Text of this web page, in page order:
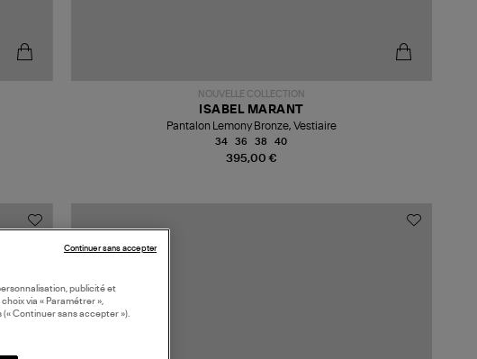
NOUVELLE COLLECTION
395,00 €
ISABEL MARANT
Pantalon Lemony Bronze, Vestiaire
34 36 38 40
publicité et
via « Paramétrer »,
(« Continuer sans accepter »).
Continuer sans accepter